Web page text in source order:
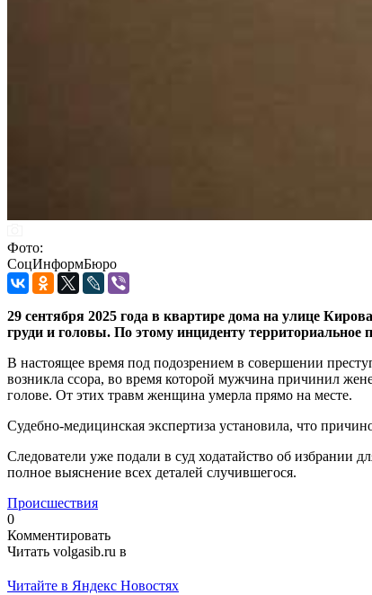
Фото:
СоцИнформБюро
29 сентября 2025 года в квартире дома на улице
груди и головы. По этому инциденту территориальное
В настоящее время под подозрением в совершении
возникла ссора, во время которой мужчина причинил
голове. От этих травм женщина умерла прямо на месте.
Судебно-медицинская экспертиза установила, что
Следователи уже подали в суд ходатайство об избрании
полное выяснение всех деталей случившегося.
Происшествия
0
Комментировать
Читать volgasib.ru в
Читайте в Яндекс Новостях